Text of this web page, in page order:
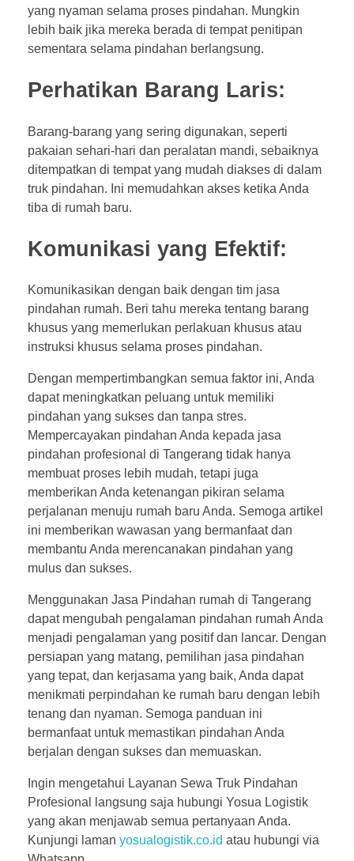
yang nyaman selama proses pindahan. Mungkin
lebih baik jika mereka berada di tempat penitipan
sementara selama pindahan berlangsung.
Perhatikan Barang Laris:
Barang-barang yang sering digunakan, seperti
pakaian sehari-hari dan peralatan mandi, sebaiknya
ditempatkan di tempat yang mudah diakses di dalam
truk pindahan. Ini memudahkan akses ketika Anda
tiba di rumah baru.
Komunikasi yang Efektif:
Komunikasikan dengan baik dengan tim jasa
pindahan rumah. Beri tahu mereka tentang barang
khusus yang memerlukan perlakuan khusus atau
instruksi khusus selama proses pindahan.
Dengan mempertimbangkan semua faktor ini, Anda
dapat meningkatkan peluang untuk memiliki
pindahan yang sukses dan tanpa stres.
Mempercayakan pindahan Anda kepada jasa
pindahan profesional di Tangerang tidak hanya
membuat proses lebih mudah, tetapi juga
memberikan Anda ketenangan pikiran selama
perjalanan menuju rumah baru Anda. Semoga artikel
ini memberikan wawasan yang bermanfaat dan
membantu Anda merencanakan pindahan yang
mulus dan sukses.
Menggunakan Jasa Pindahan rumah di Tangerang
dapat mengubah pengalaman pindahan rumah Anda
menjadi pengalaman yang positif dan lancar. Dengan
persiapan yang matang, pemilihan jasa pindahan
yang tepat, dan kerjasama yang baik, Anda dapat
menikmati perpindahan ke rumah baru dengan lebih
tenang dan nyaman. Semoga panduan ini
bermanfaat untuk memastikan pindahan Anda
berjalan dengan sukses dan memuaskan.
Ingin mengetahui Layanan Sewa Truk Pindahan
Profesional langsung saja hubungi Yosua Logistik
yang akan menjawab semua pertanyaan Anda.
Kunjungi laman yosualogistik.co.id atau hubungi via